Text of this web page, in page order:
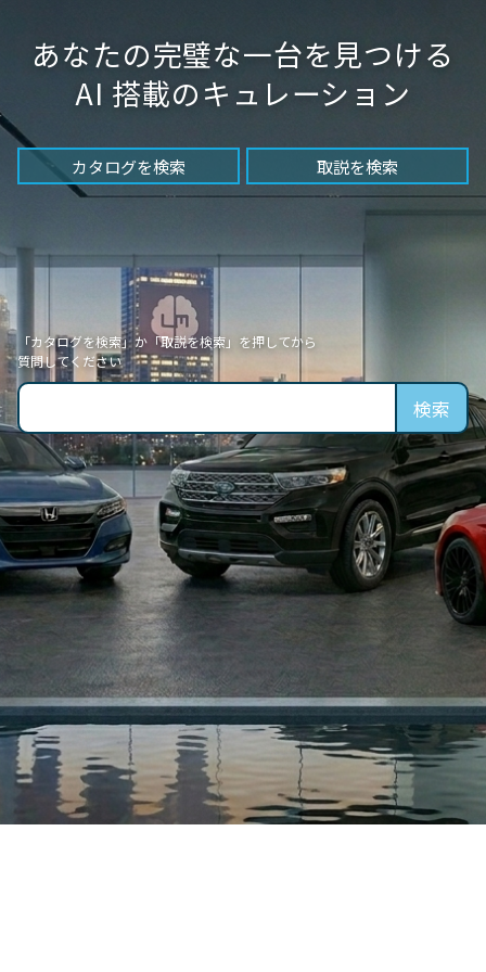
あなたの完璧な一台を見つける
AI 搭載のキュレーション
カタログを検索 取説を検索
「カタログを検索」か「取説を検索」を押してから
質問してください
検索キーワード
検索